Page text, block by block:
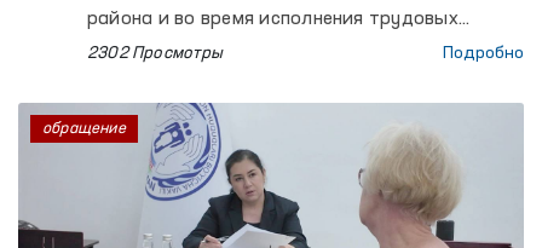
района и во время исполнения трудовых
обязанностей получил вред здоровью. При
лечение не были ему компенсированы в
порядке, установленном законодательством, в
связи с чем он выразил своё несогласие.
2302 Просмотры Подробно
обращение